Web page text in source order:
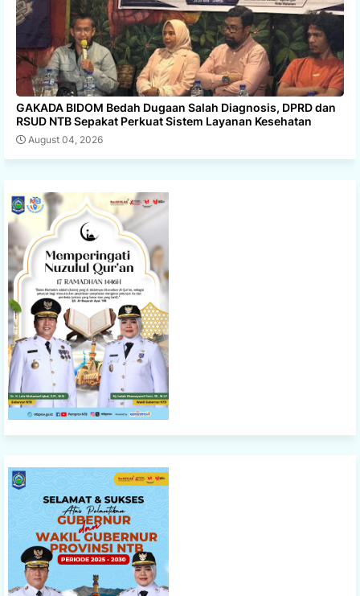
GAKADA BIDOM Bedah Dugaan Salah Diagnosis, DPRD dan
RSUD NTB Sepakat Perkuat Sistem Layanan Kesehatan
August 04, 2026